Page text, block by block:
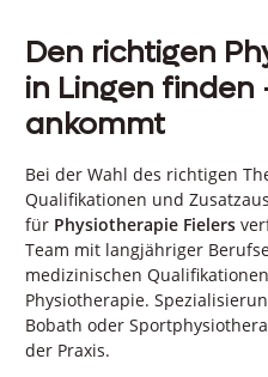
Den richtigen
in Lingen finden
ankommt
Bei der Wahl des richtigen
Qualifikationen und
für Physiotherapie Fielers
Team mit langjähriger
medizinischen
Physiotherapie.
Bobath oder
der Praxis.